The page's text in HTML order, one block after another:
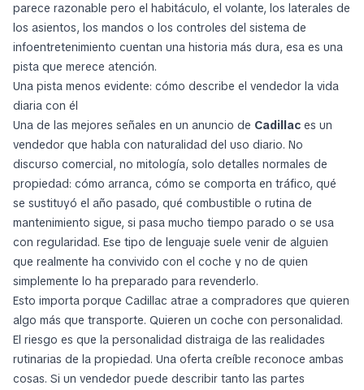
parece razonable pero el habitáculo, el volante, los laterales de
los asientos, los mandos o los controles del sistema de
infoentretenimiento cuentan una historia más dura, esa es una
pista que merece atención.
Una pista menos evidente: cómo describe el vendedor la vida
diaria con él
Una de las mejores señales en un anuncio de Cadillac es un
vendedor que habla con naturalidad del uso diario. No
discurso comercial, no mitología, solo detalles normales de
propiedad: cómo arranca, cómo se comporta en tráfico, qué
se sustituyó el año pasado, qué combustible o rutina de
mantenimiento sigue, si pasa mucho tiempo parado o se usa
con regularidad. Ese tipo de lenguaje suele venir de alguien
que realmente ha convivido con el coche y no de quien
simplemente lo ha preparado para revenderlo.
Esto importa porque Cadillac atrae a compradores que quieren
algo más que transporte. Quieren un coche con personalidad.
El riesgo es que la personalidad distraiga de las realidades
rutinarias de la propiedad. Una oferta creíble reconoce ambas
cosas. Si un vendedor puede describir tanto las partes